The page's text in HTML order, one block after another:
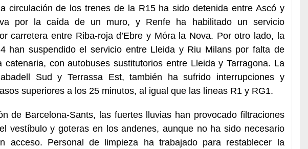
circulación de los trenes de la R15 ha sido detenida entre Ascó y
por la caída de un muro, y Renfe ha habilitado un servicio
carretera entre Riba-roja d’Ebre y Móra la Nova. Por otro lado, la
han suspendido el servicio entre Lleida y Riu Milans por falta de
catenaria, con autobuses sustitutorios entre Lleida y Tarragona. La
Sud y Terrassa Est, también ha sufrido interrupciones y
superiores a los 25 minutos, al igual que las líneas R1 y RG1.
de Barcelona-Sants, las fuertes lluvias han provocado filtraciones
vestíbulo y goteras en los andenes, aunque no ha sido necesario
acceso. Personal de limpieza ha trabajado para restablecer la